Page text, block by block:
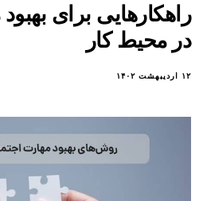
راهکارهایی برای
در محیط کار
۱۲ اردیبهشت ۱۴۰۲